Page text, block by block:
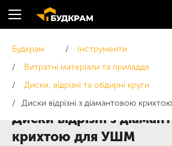
Диски відрізні з
крихтою для УШМ
Будкрам
Інструменти
Витратні матеріали та приладдя
Диски, відрізні та обдирні круги
Диски відрізні з діамантовою